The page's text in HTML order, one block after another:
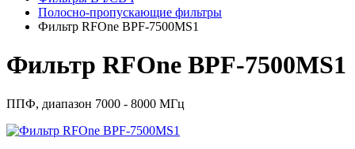
Полосно-пропускающие фильтры
Фильтр RFOne BPF-7500MS1
Фильтр RFOne BPF-7500MS1
ППФ, диапазон 7000 - 8000 МГц